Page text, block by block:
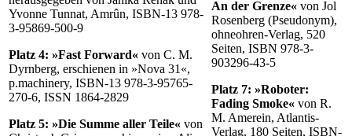
Yvonne Tunnat, Amrûn, ISBN-13 978-
3-95869-500-9
Platz 4: »Fast Forward« von C. M.
Dyrnberg, erschienen in »Nova 31«,
p.machinery, ISBN-13 978-3-95765-
270-6, ISSN 1864-2829
Platz 5: »Die Summe aller Teile« von
An der Grenze« von Jol
Rosenberg (Pseudonym),
ohneohren-Verlag, 520
Seiten, ISBN 978-3-
903296-43-5
Platz 7: »Roboter:
Fading Smoke« von R.
M. Amerein, Atlantis-
Verlag, 180 Seiten, ISBN-